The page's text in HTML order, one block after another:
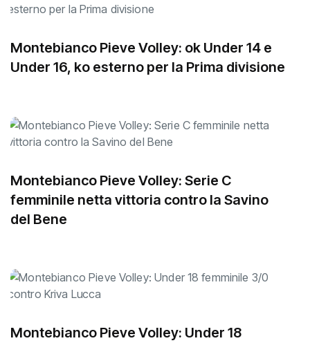
Montebianco Pieve Volley: ok Under 14 e
Under 16, ko esterno per la Prima divisione
Montebianco Pieve Volley: Serie C
femminile netta vittoria contro la Savino
del Bene
Montebianco Pieve Volley: Under 18